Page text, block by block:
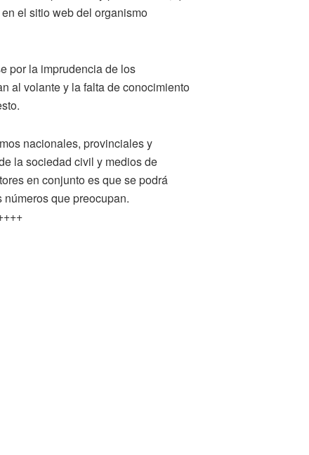
el sitio web del organismo
por la imprudencia de los
al volante y la falta de conocimiento
nacionales, provinciales y
la sociedad civil y medios de
en conjunto es que se podrá
que preocupan.